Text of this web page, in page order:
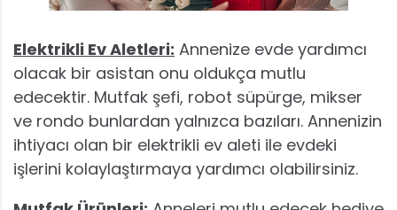
Elektrikli Ev Aletleri: Annenize evde yardımcı
olacak bir asistan onu oldukça mutlu
edecektir. Mutfak şefi, robot süpürge, mikser
ve rondo bunlardan yalnızca bazıları. Annenizin
ihtiyacı olan bir elektrikli ev aleti ile evdeki
işlerini kolaylaştırmaya yardımcı olabilirsiniz.